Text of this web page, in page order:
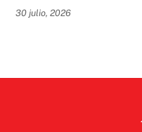
30 julio, 2026